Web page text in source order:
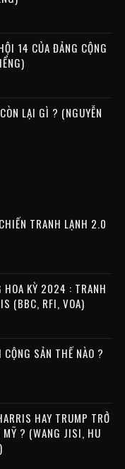
14 CỦA ĐẢNG CỘNG
LẠI GÌ ? (NGUYỄN
TRANH LẠNH 2.0
HOA KỲ 2024 : TRANH
(BBC, RFI, VOA)
SẢN THẾ NÀO ?
HAY TRUMP TRỞ
MỸ ? (WANG JISI, HU